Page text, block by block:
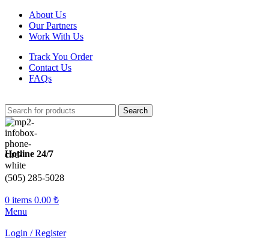
About Us
Our Partners
Work With Us
Track You Order
Contact Us
FAQs
Search
Hotline 24/7
(505) 285-5028
0 items 0.00 ₺
Menu
Login / Register